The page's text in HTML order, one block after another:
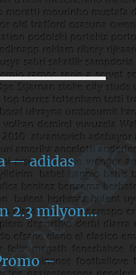
— adidas
2.3 milyon…
–